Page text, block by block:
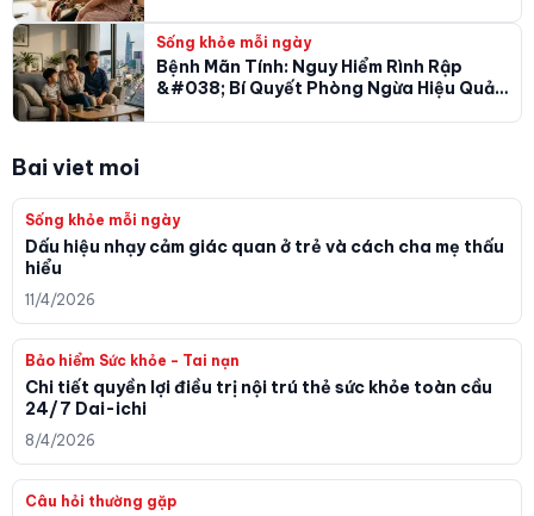
Sống khỏe mỗi ngày
Bệnh Mãn Tính: Nguy Hiểm Rình Rập
&#038; Bí Quyết Phòng Ngừa Hiệu Quả
Bai viet moi
Sống khỏe mỗi ngày
Dấu hiệu nhạy cảm giác quan ở trẻ và cách cha mẹ thấu
hiểu
11/4/2026
Bảo hiểm Sức khỏe - Tai nạn
Chi tiết quyền lợi điều trị nội trú thẻ sức khỏe toàn cầu
24/7 Dai-ichi
8/4/2026
Câu hỏi thường gặp